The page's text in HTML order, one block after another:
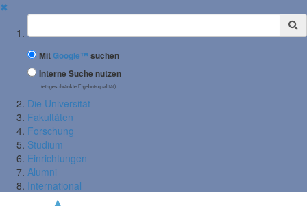
✖
Suchbegriff
MitGoogle™ suchen
Interne Suche nutzen
(eingeschränkte Ergebnisqualität)
Die Universität
Fakultäten
Forschung
Studium
Einrichtungen
Alumni
International